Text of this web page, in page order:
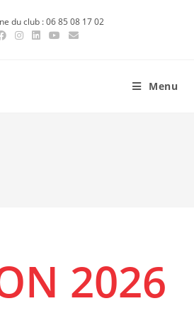
du club : 06 85 08 17 02
Menu
2026